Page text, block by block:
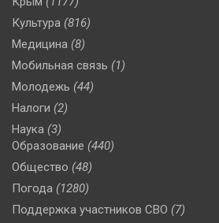
Культура (816)
Медицина (8)
Мобильная связь (1)
Молодежь (44)
Налоги (2)
Наука (3)
Образование (440)
Общество (48)
Погода (1280)
Поддержка участников СВО (7)